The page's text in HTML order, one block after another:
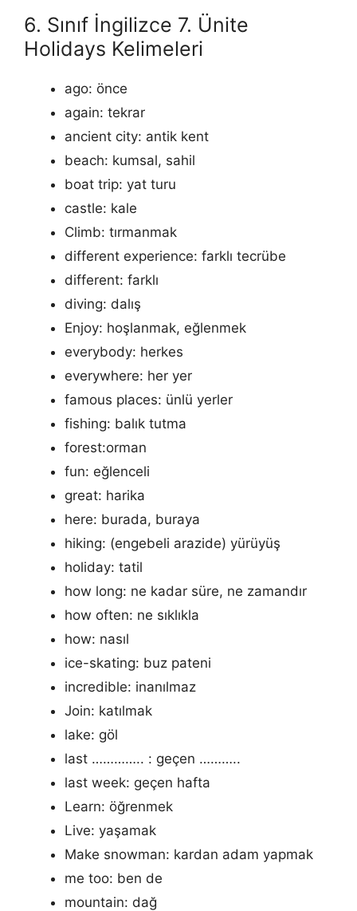
6. Sınıf İngilizce 7. Ünite
Holidays Kelimeleri
ago: önce
again: tekrar
ancient city: antik kent
beach: kumsal, sahil
boat trip: yat turu
castle: kale
Climb: tırmanmak
different experience: farklı tecrübe
different: farklı
diving: dalış
Enjoy: hoşlanmak, eğlenmek
everybody: herkes
everywhere: her yer
famous places: ünlü yerler
fishing: balık tutma
forest:orman
fun: eğlenceli
great: harika
here: burada, buraya
hiking: (engebeli arazide) yürüyüş
holiday: tatil
how long: ne kadar süre, ne zamandır
how often: ne sıklıkla
how: nasıl
ice-skating: buz pateni
incredible: inanılmaz
Join: katılmak
lake: göl
last ………….. : geçen ………..
last week: geçen hafta
Learn: öğrenmek
Live: yaşamak
Make snowman: kardan adam yapmak
me too: ben de
mountain: dağ